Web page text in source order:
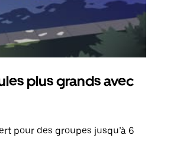
plus grands avec
pour des groupes jusqu’à 6